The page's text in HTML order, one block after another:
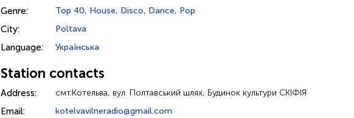
Genre: Top 40, House, Disco, Dance, Pop
City: Poltava
Language: Українська
Station contacts
Address: смт.Котельва, вул. Полтавський шлях, Будинок культури СКІФІЯ
Email: kotelvavilneradio@gmail.com